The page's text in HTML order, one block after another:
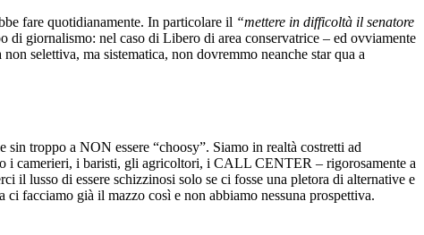
fare quotidianamente. In particolare il “mettere in difficoltà il senatore
di giornalismo: nel caso di Libero di area conservatrice – ed ovviamente
selettiva, ma sistematica, non dovremmo neanche star qua a
troppo a NON essere “choosy”. Siamo in realtà costretti ad
i camerieri, i baristi, gli agricoltori, i CALL CENTER – rigorosamente a
il lusso di essere schizzinosi solo se ci fosse una pletora di alternative e
facciamo già il mazzo così e non abbiamo nessuna prospettiva.